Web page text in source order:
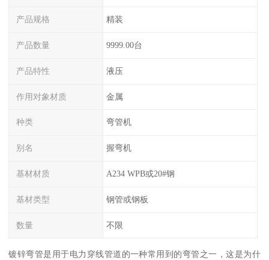
产品规格 精装
产品数量 9999.00台
产品特性 液压
作用对象材质 金属
种类 弯管机
别名 握弯机
基材材质 A234 WPB或20#钢
基材类型 钢管或钢板
数量 不限
镀锌弯管是用于电力穿线管道的一种常用到的弯管之一，这是为什